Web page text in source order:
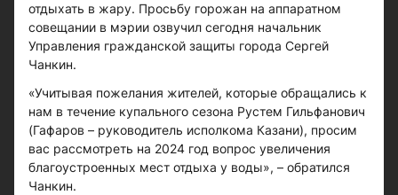
отдыхать в жару. Просьбу горожан на аппаратном
совещании в мэрии озвучил сегодня начальник
Управления гражданской защиты города Сергей
Чанкин.
«Учитывая пожелания жителей, которые обращались к
нам в течение купального сезона Рустем Гильфанович
(Гафаров – руководитель исполкома Казани), просим
вас рассмотреть на 2024 год вопрос увеличения
благоустроенных мест отдыха у воды», – обратился
Чанкин.